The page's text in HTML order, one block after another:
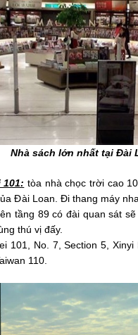
Nhà sách lớn nhất tại Đài
101: tòa nhà chọc trời cao
Đài Loan. Đi thang máy
tầng 89 có đài quan sát
thú vị đấy.
101, No. 7, Section 5, Xinyi
110.